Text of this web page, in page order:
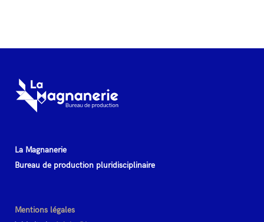
La Magnanerie
Bureau de production pluridisciplinaire
Mentions légales